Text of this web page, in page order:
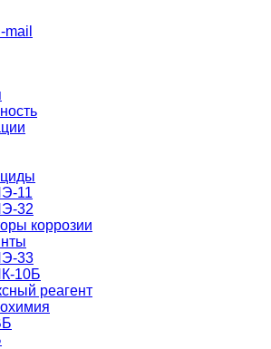
11
32
коррозии
33
10Б
реагент